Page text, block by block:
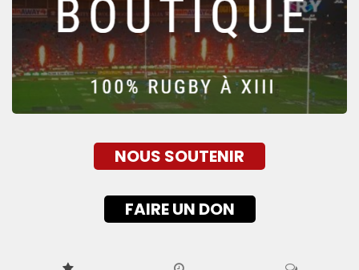
NOUS SOUTENIR
FAIRE UN DON